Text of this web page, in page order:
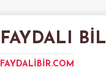
FAYDALI
FAYDALIBIR.COM